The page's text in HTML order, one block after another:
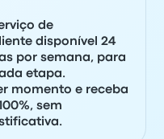
de
disponível 24
por semana, para
etapa.
momento e receba
sem